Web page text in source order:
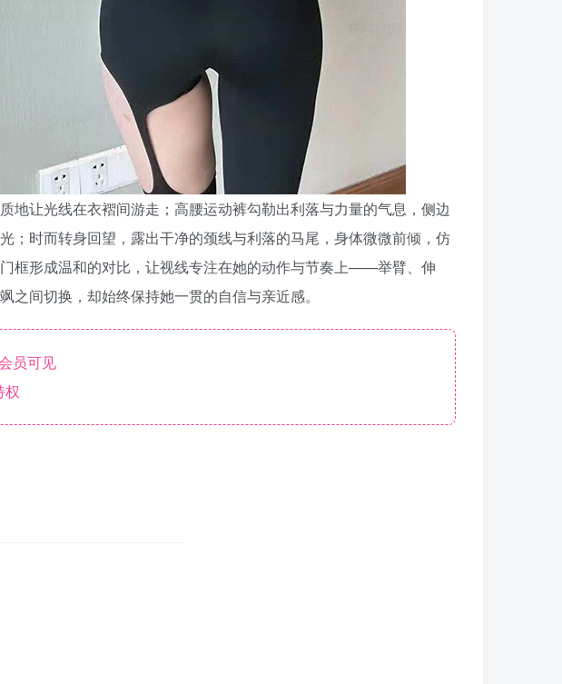
让光线在衣褶间游走；高腰运动裤勾勒出利落与力量的气息，侧边
；时而转身回望，露出干净的颈线与利落的马尾，身体微微前倾，仿
框形成温和的对比，让视线专注在她的动作与节奏上——举臂、伸
间切换，却始终保持她一贯的自信与亲近感。
员可见
权